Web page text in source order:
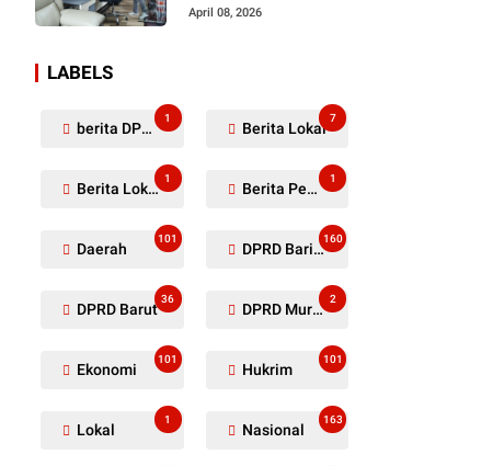
Raya Mangkrak,
April 08, 2026
LABELS
berita DPRD Murung Raya
1
Berita Lokal
7
Berita Lokal Kabupaten Barito Utara
1
Berita Pemkab Murung Raya
1
Daerah
101
DPRD Barito Utara
160
DPRD Barut
36
DPRD Murung Raya
2
Ekonomi
101
Hukrim
101
Lokal
1
Nasional
163